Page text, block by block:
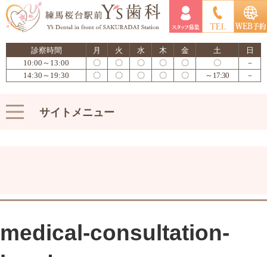
診察時間 月 火 水 木 金 土
日
10:00～13:00
〇 〇 〇 〇 〇 〇
－
14:30～19:30
〇 〇 〇 〇 〇 ～17:30 －
サイトメニュー
medical-consultation-